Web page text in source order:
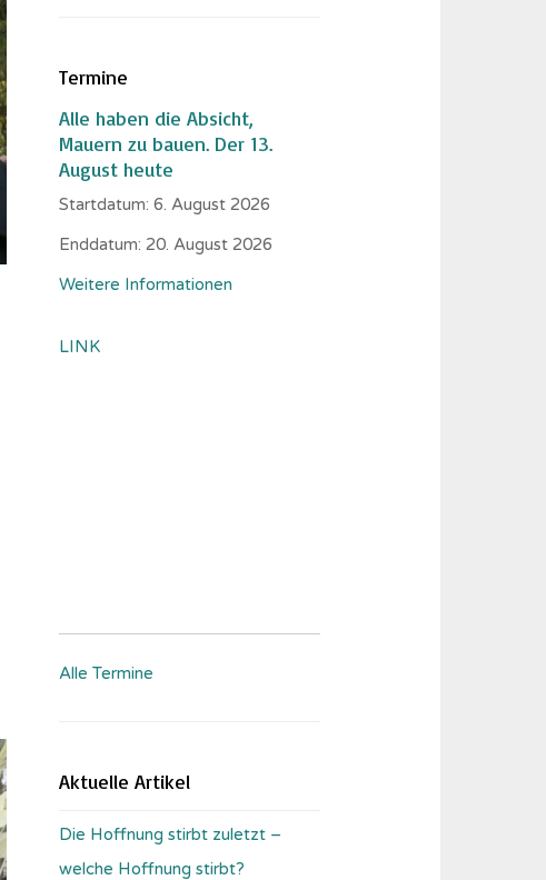
Termine
Alle haben die Absicht,
Mauern zu bauen. Der 13.
August heute
Startdatum:6. August 2026
Enddatum: 20. August 2026
Weitere Informationen
LINK
Alle Termine
Aktuelle Artikel
Die Hoffnung stirbt zuletzt –
welche Hoffnung stirbt?